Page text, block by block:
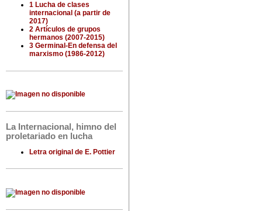
1 Lucha de clases
internacional (a partir de
2017)
2 Artículos de grupos
hermanos (2007-2015)
3 Germinal-En defensa del
marxismo (1986-2012)
La Internacional, himno del
proletariado en lucha
Letra original de E. Pottier